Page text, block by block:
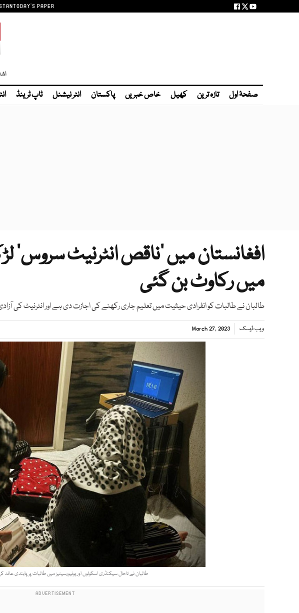
TODAY'S PAPER
صفحۂ اول تازہ ترین کھیل خاص خبریں پاکستان انٹر نیشنل ٹاپ ٹرینڈ
افغانستان میں ’ناقص انٹرنیٹ سروس‘
میں رکاوٹ بن گئی
طالبان نے طالبات کو انفرادی حیثیت میں تعلیم جاری رکھنے کی اجازت دی ہے اور انٹرنیٹ کی
ویب ڈیسک March 27, 2023
طالبان نے تاحال سیکنڈری اسکولوں اور یونیورسیٹیز میں طالبات پر پابندی عائد